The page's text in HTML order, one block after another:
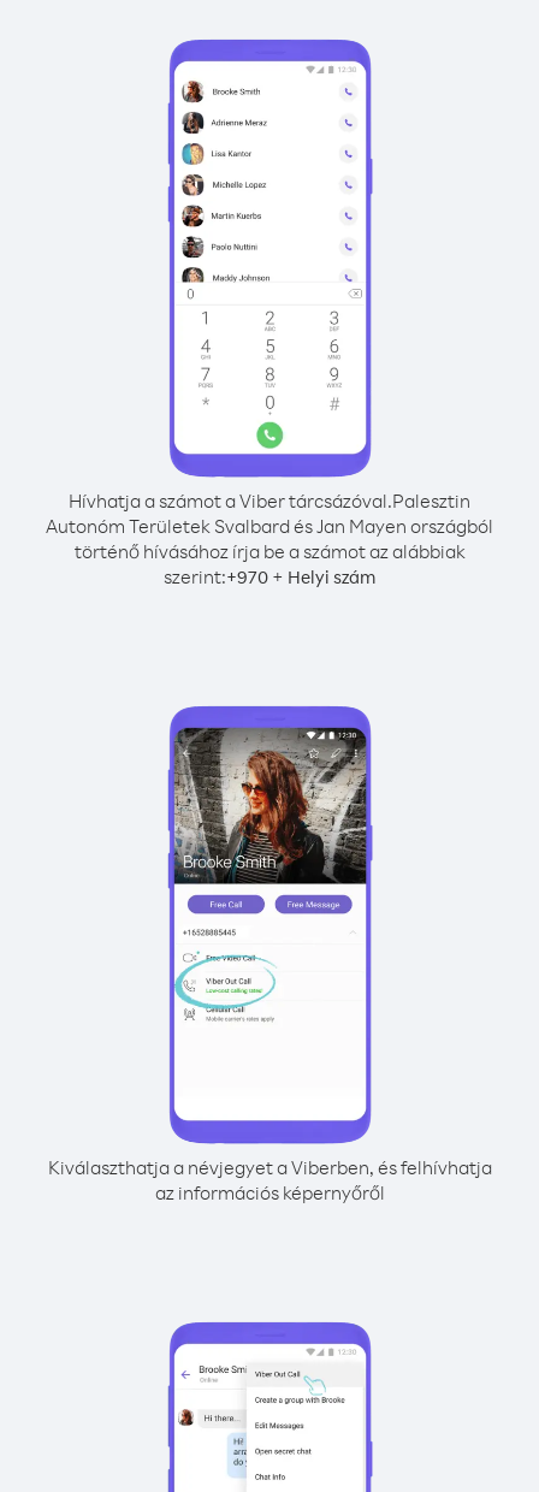
Hívhatja a számot a Viber tárcsázóval.Palesztin
Autonóm Területek Svalbard és Jan Mayen országból
történő hívásához írja be a számot az alábbiak
szerint:+970 + Helyi szám
Kiválaszthatja a névjegyet a Viberben, és felhívhatja
az információs képernyőről